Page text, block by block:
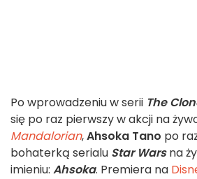
Po wprowadzeniu w serii The
się po raz pierwszy w akcji na
Mandalorian,Ahsoka Tano po
bohaterką serialu Star Warsna
imieniu: Ahsoka. Premiera na